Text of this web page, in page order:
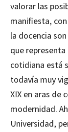
valorar las
manifiesta,
la docencia
que
cotidiana está
todavía muy
XIX en aras de
modernidad.
Universidad,